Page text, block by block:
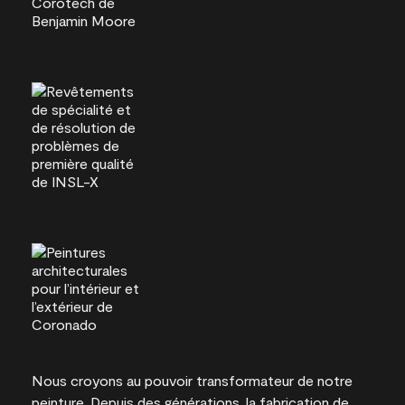
Nous croyons au pouvoir transformateur de notre
peinture. Depuis des générations, la fabrication de